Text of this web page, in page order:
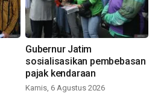
Gubernur Jatim
sosialisasikan pembebasan
pajak kendaraan
Kamis, 6 Agustus 2026